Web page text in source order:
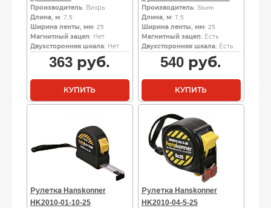
Производитель: Вихрь
Длина, м: 7.5
Ширина ленты, мм: 25
Магнитный зацеп: Нет
Двухсторонняя шкала: Нет
363 руб.
КУПИТЬ
Производитель: Sturm
Длина, м: 7.5
Ширина ленты, мм: 25
Магнитный зацеп: Есть
Двухсторонняя шкала: Есть
540 руб.
КУПИТЬ
Рулетка Hanskonner
HK2010-01-10-25
Рулетка Hanskonner
HK2010-04-5-25